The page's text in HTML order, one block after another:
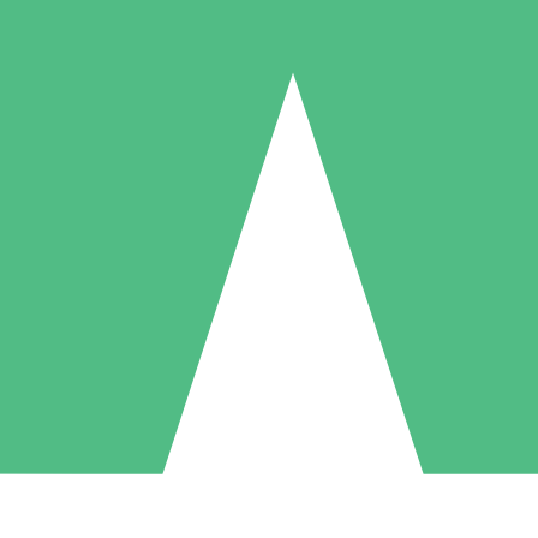
Packs de Crédits Individuels
à l'utilisation avec des crédits de téléchargement. Sans engagement
5 Téléchargements
US$